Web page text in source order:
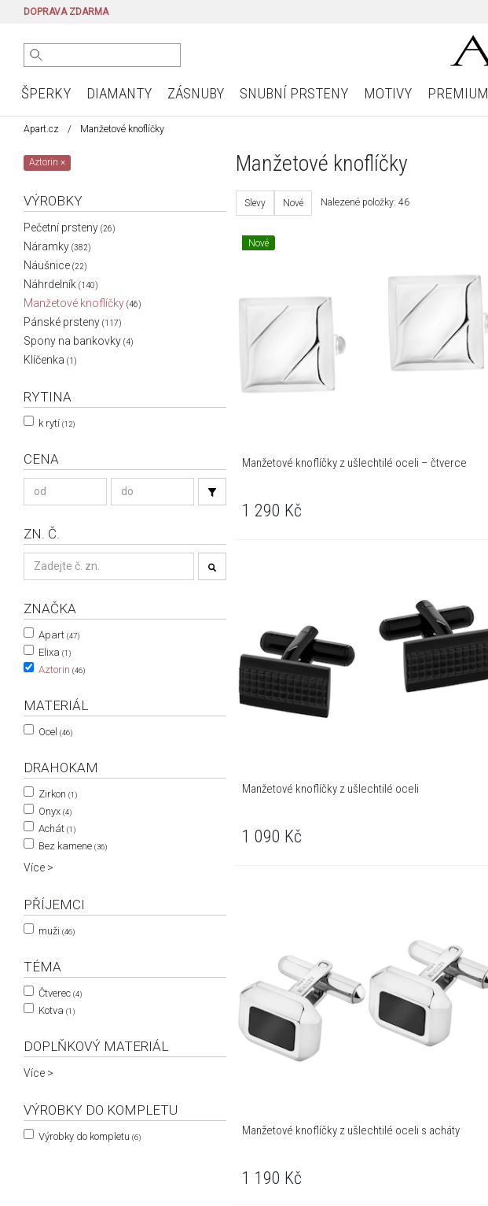
DOPRAVA ZDARMA
ŠPERKY DIAMANTY ZÁSNUBY SNUBNÍ PRSTENY MOTIVY PREMIUM
Apart.cz Manžetové knoflíčky
Aztorin×
VÝROBKY
Pečetní prsteny (26)
Náramky (382)
Náušnice (22)
Náhrdelník (140)
Manžetové knoflíčky (46)
Pánské prsteny (117)
Spony na bankovky (4)
Klíčenka (1)
RYTINA
k rytí (12)
CENA
ZN. Č.
ZNAČKA
Apart (47)
Elixa (1)
Aztorin (46)
MATERIÁL
Ocel (46)
DRAHOKAM
Zirkon (1)
Onyx (4)
Achát (1)
Bez kamene (36)
Více >
PŘÍJEMCI
muži (46)
TÉMA
Čtverec (4)
Kotva (1)
DOPLŇKOVÝ MATERIÁL
Více >
VÝROBKY DO KOMPLETU
Výrobky do kompletu (6)
Manžetové knoflíčky
Slevy Nové Nalezené položky: 46
Nové
Manžetové knoflíčky z ušlechtilé oceli – čtverce
1 290 Kč
Manžetové knoflíčky z ušlechtilé oceli
1 090 Kč
Manžetové knoflíčky z ušlechtilé oceli s acháty
1 190 Kč